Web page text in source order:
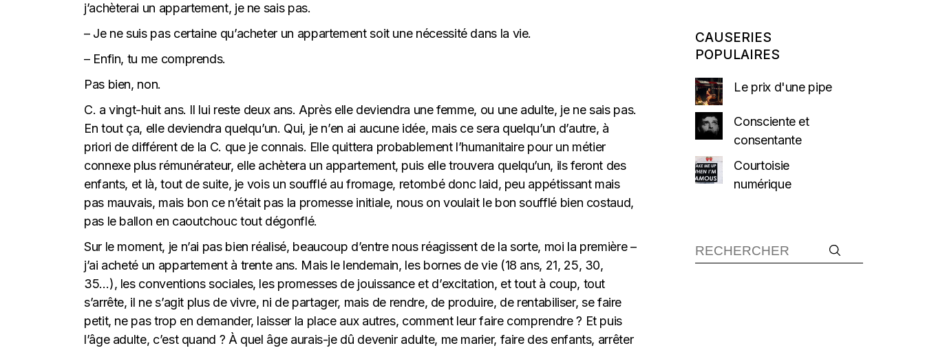
j’achèterai un appartement, je ne sais pas.
– Je ne suis pas certaine qu’acheter un appartement soit une nécessité dans la vie.
– Enfin, tu me comprends.
Pas bien, non.
C. a vingt-huit ans. Il lui reste deux ans. Après elle deviendra une femme, ou une adulte, je ne sais pas.
En tout ça, elle deviendra quelqu’un. Qui, je n’en ai aucune idée, mais ce sera quelqu’un d’autre, à
priori de différent de la C. que je connais. Elle quittera probablement l’humanitaire pour un métier
connexe plus rémunérateur, elle achètera un appartement, puis elle trouvera quelqu’un, ils feront des
enfants, et là, tout de suite, je vois un soufflé au fromage, retombé donc laid, peu appétissant mais
pas mauvais, mais bon ce n’était pas la promesse initiale, nous on voulait le bon soufflé bien costaud,
pas le ballon en caoutchouc tout dégonflé.
Sur le moment, je n’ai pas bien réalisé, beaucoup d’entre nous réagissent de la sorte, moi la première –
j’ai acheté un appartement à trente ans. Mais le lendemain, les bornes de vie (18 ans, 21, 25, 30,
35…), les conventions sociales, les promesses de jouissance et d’excitation, et tout à coup, tout
s’arrête, il ne s’agit plus de vivre, ni de partager, mais de rendre, de produire, de rentabiliser, se faire
petit, ne pas trop en demander, laisser la place aux autres, comment leur faire comprendre ? Et puis
l’âge adulte, c’est quand ? À quel âge aurais-je dû devenir adulte, me marier, faire des enfants, arrêter
CAUSERIES
POPULAIRES
Le prix d'une pipe
Consciente et
consentante
Courtoisie
numérique
Recherche :